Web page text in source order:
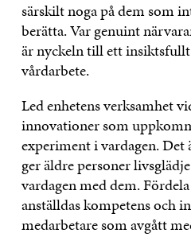
särskilt noga på dem som
berätta. Var genuint
är nyckeln till ett
vårdarbete.
Led enhetens verksamhet
innovationer som
experiment i vardagen. Det
ger äldre personer
vardagen med dem.
anställdas kompetens och
medarbetare som avgått